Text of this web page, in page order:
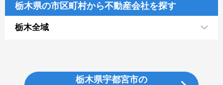
栃木県の市区町村から不動産会社を探す
栃木全域
栃木県宇都宮市の